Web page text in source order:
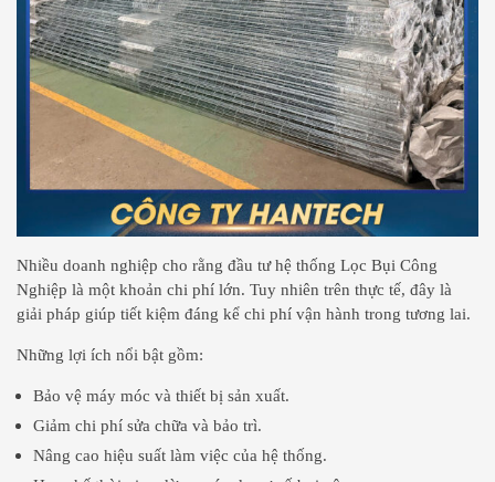
Nhiều doanh nghiệp cho rằng đầu tư hệ thống Lọc Bụi Công
Nghiệp là một khoản chi phí lớn. Tuy nhiên trên thực tế, đây là
giải pháp giúp tiết kiệm đáng kể chi phí vận hành trong tương lai.
Những lợi ích nổi bật gồm:
Bảo vệ máy móc và thiết bị sản xuất.
Giảm chi phí sửa chữa và bảo trì.
Nâng cao hiệu suất làm việc của hệ thống.